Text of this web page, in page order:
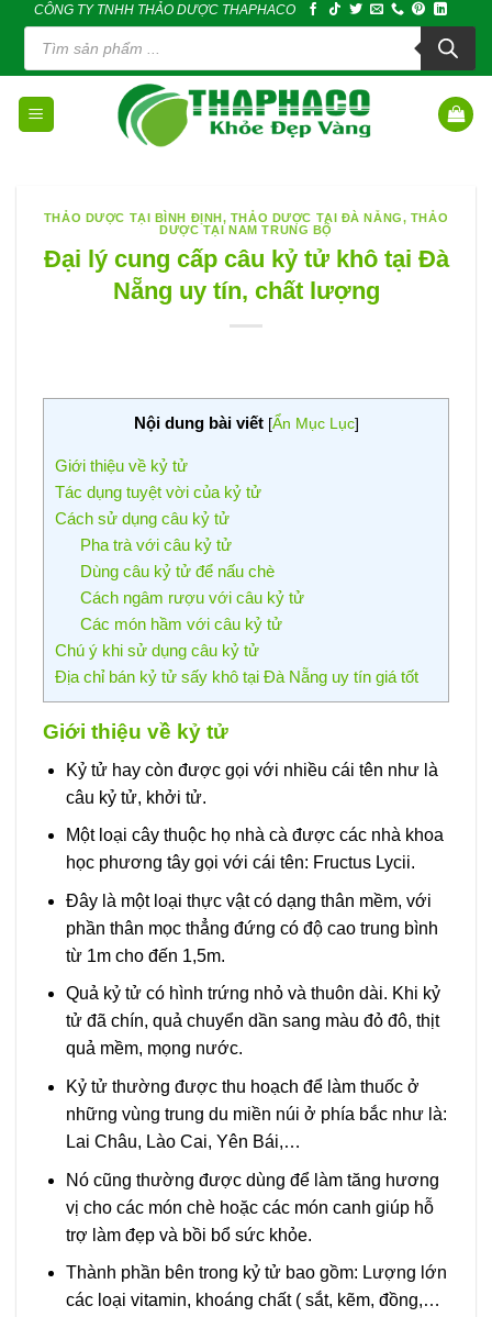
content
CÔNG TY TNHH THẢO DƯỢC THAPHACO
Tìm
kiếm
phẩm
THẢO DƯỢC TẠI BÌNH ĐỊNH , THẢO DƯỢC TẠI ĐÀ NẴNG, THẢO
DƯỢC TẠI NAM TRUNG BỘ
Đại lý cung cấp câu kỷ tử khô tại Đà
Nẵng uy tín, chất lượng
Nội dung bài viết [Ẩn Mục Lục]
Giới thiệu về kỷ tử
Tác dụng tuyệt vời của kỷ tử
Cách sử dụng câu kỷ tử
Pha trà với câu kỷ tử
Dùng câu kỷ tử để nấu chè
Cách ngâm rượu với câu kỷ tử
Các món hầm với câu kỷ tử
Chú ý khi sử dụng câu kỷ tử
Địa chỉ bán kỷ tử sấy khô tại Đà Nẵng uy tín giá tốt
Giới thiệu về kỷ tử
Kỷ tử hay còn được gọi với nhiều cái tên như là
câu kỷ tử, khởi tử.
Một loại cây thuộc họ nhà cà được các nhà khoa
học phương tây gọi với cái tên: Fructus Lycii.
Đây là một loại thực vật có dạng thân mềm, với
phần thân mọc thẳng đứng có độ cao trung bình
từ 1m cho đến 1,5m.
Quả kỷ tử có hình trứng nhỏ và thuôn dài. Khi kỷ
tử đã chín, quả chuyển dần sang màu đỏ đô, thịt
quả mềm, mọng nước.
Kỷ tử thường được thu hoạch để làm thuốc ở
những vùng trung du miền núi ở phía bắc như là:
Lai Châu, Lào Cai, Yên Bái,…
Nó cũng thường được dùng để làm tăng hương
vị cho các món chè hoặc các món canh giúp hỗ
trợ làm đẹp và bồi bổ sức khỏe.
Thành phần bên trong kỷ tử bao gồm: Lượng lớn
các loại vitamin, khoáng chất ( sắt, kẽm, đồng,…